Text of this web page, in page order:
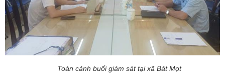
Toàn cảnh buổi giám sát tại xã Bát Mọt